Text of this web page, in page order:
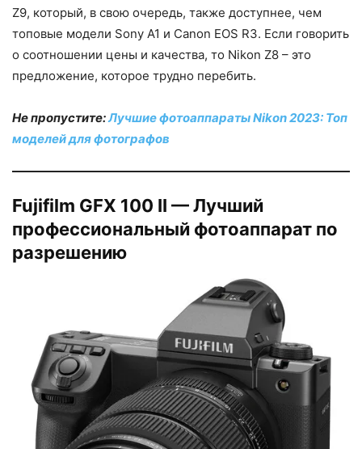
Z9, который, в свою очередь, также доступнее, чем
топовые модели Sony A1 и Canon EOS R3. Если говорить
о соотношении цены и качества, то Nikon Z8 – это
предложение, которое трудно перебить.
Не пропустите:Лучшие фотоаппараты Nikon 2023: Топ
моделей для фотографов
Fujifilm GFX 100 II — Лучший
профессиональный фотоаппарат по
разрешению